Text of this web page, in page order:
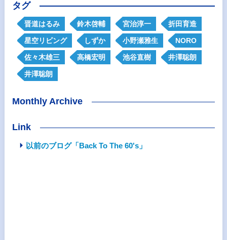
タグ
晋道はるみ 鈴木啓輔 宮治淳一 折田育造
星空リビング しずか 小野瀬雅生 NORO
佐々木雄三 高橋宏明 池谷直樹 井澤聡朗
井澤聡朗
Monthly Archive
Link
以前のブログ「Back To The 60's」